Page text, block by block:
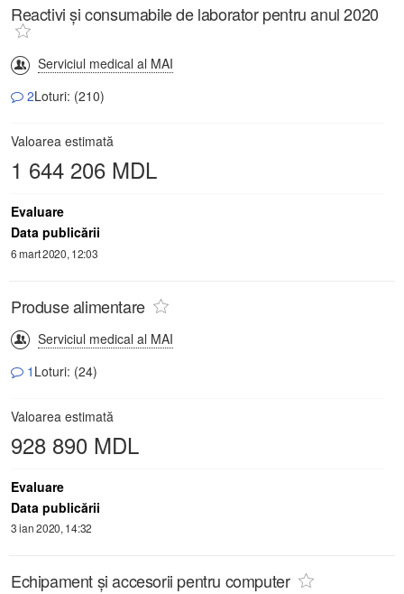
Reactivi și consumabile de laborator pentru anul 2020
Serviciul medical al MAI
2Loturi: (210)
Valoarea estimată
1 644 206 MDL
Evaluare
Data publicării
6 mart 2020, 12:03
Produse alimentare
Serviciul medical al MAI
1 Loturi: (24)
Valoarea estimată
928 890 MDL
Evaluare
Data publicării
3 ian 2020, 14:32
Echipament şi accesorii pentru computer